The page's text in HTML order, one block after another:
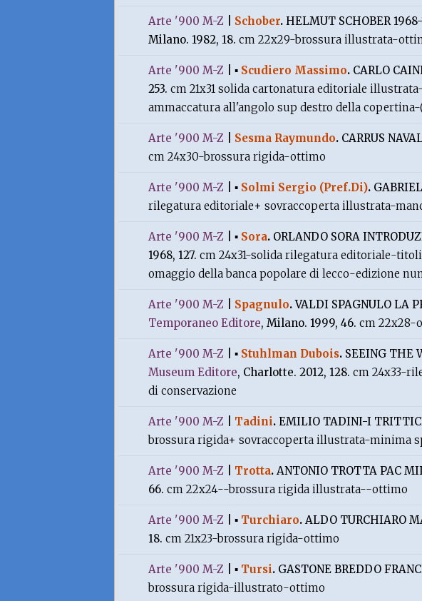
Arte '900 M-Z Schober. HELMUT SCHOBER
Milano. 1982, 18. cm 22x29-brossura illustrata-
Arte '900 M-Z ▪ Scudiero Massimo. CARLO
253. cm 21x31 solida cartonatura editoriale
ammaccatura all'angolo sup destro della
Arte '900 M-Z Sesma Raymundo. CARRUS
cm 24x30-brossura rigida-ottimo
Arte '900 M-Z ▪ Solmi Sergio (Pref.Di).
rilegatura editoriale+ sovraccoperta illustrata-
Arte '900 M-Z ▪ Sora. ORLANDO SORA
1968, 127. cm 24x31-solida rilegatura editoriale-
omaggio della banca popolare di lecco-edizione
Arte '900 M-Z Spagnulo.VALDI SPAGNULO LA
Temporaneo Editore, Milano. 1999, 46. cm 22x28-
Arte '900 M-Z ▪ Stuhlman Dubois. SEEING THE
Museum Editore, Charlotte. 2012, 128. cm 24x33-
di conservazione
Arte '900 M-Z Tadini. EMILIO TADINI-I
brossura rigida+ sovraccoperta illustrata-minima
Arte '900 M-Z Trotta. ANTONIO TROTTA PAC
66. cm 22x24--brossura rigida illustrata--ottimo
Arte '900 M-Z ▪ Turchiaro. ALDO TURCHIARO
18. cm 21x23-brossura rigida-ottimo
Arte '900 M-Z ▪ Tursi. GASTONE BREDDO
brossura rigida-illustrato-ottimo